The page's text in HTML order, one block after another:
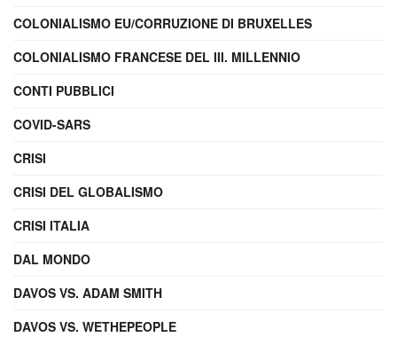
COLONIALISMO EU/CORRUZIONE DI BRUXELLES
COLONIALISMO FRANCESE DEL III. MILLENNIO
CONTI PUBBLICI
COVID-SARS
CRISI
CRISI DEL GLOBALISMO
CRISI ITALIA
DAL MONDO
DAVOS VS. ADAM SMITH
DAVOS VS. WETHEPEOPLE